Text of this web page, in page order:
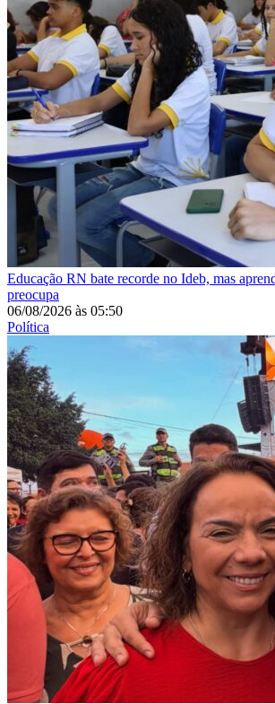
Educação RN bate recorde no Ideb, mas
preocupa
06/08/2026 às 05:50
Política